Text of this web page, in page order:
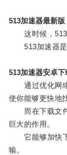
513加速器最新版
这时候，513
513加速器是
513加速器安卓下
通过优化网络
使你能够更快地
而在下载文件
巨大的作用。
它能够加快下
输。